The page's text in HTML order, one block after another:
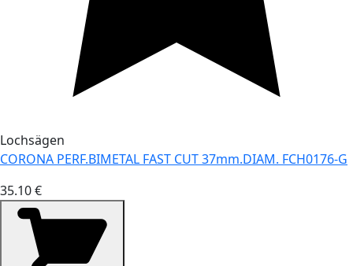
Lochsägen
CORONA PERF.BIMETAL FAST CUT 37mm.DIAM. FCH0176-G
35.10 €